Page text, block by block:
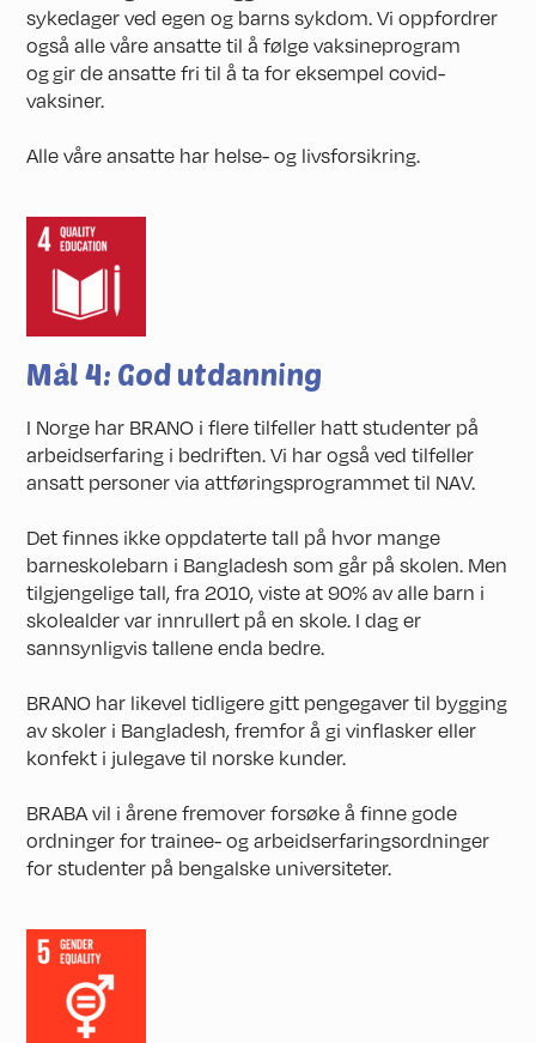
sykedager ved egen og barns sykdom. Vi oppfordrer
også alle våre ansatte til å følge vaksineprogram
og gir de ansatte fri til å ta for eksempel covid-
vaksiner.
Alle våre ansatte har helse- og livsforsikring.
Mål 4: God utdanning
I Norge har BRANO i flere tilfeller hatt studenter på
arbeidserfaring i bedriften. Vi har også ved tilfeller
ansatt personer via attføringsprogrammet til NAV.
Det finnes ikke oppdaterte tall på hvor mange
barneskolebarn i Bangladesh som går på skolen. Men
tilgjengelige tall, fra 2010, viste at 90% av alle barn i
skolealder var innrullert på en skole. I dag er
sannsynligvis tallene enda bedre.
BRANO har likevel tidligere gitt pengegaver til bygging
av skoler i Bangladesh, fremfor å gi vinflasker eller
konfekt i julegave til norske kunder.
BRABA vil i årene fremover forsøke å finne gode
ordninger for trainee- og arbeidserfaringsordninger
for studenter på bengalske universiteter.